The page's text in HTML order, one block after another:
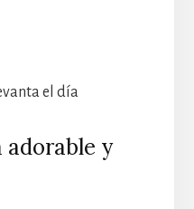
el día
adorable y